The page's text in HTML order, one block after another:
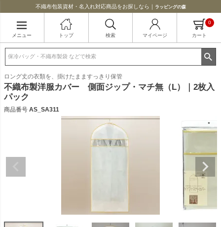
不織布包装資材・名入れ対応商品をお探しなら｜ ラッピングの森
メニュー トップ 検索 マイページ カート
0
ロング丈の衣類を、掛けたまますっきり保管
不織布製洋服カバー 側面ジップ・マチ無（L）｜2枚入
パック
商品番号 AS_SA311